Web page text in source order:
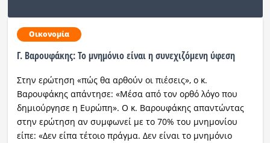
Οικονομία
Γ. Βαρουφάκης: Το μνημόνιο είναι η συνεχιζόμενη ύφεση
Στην ερώτηση «πώς θα αρθούν οι πιέσεις», ο κ.
Βαρουφάκης απάντησε: «Μέσα από τον ορθό λόγο που
δημιούργησε η Ευρώπη». Ο κ. Βαρουφάκης απαντώντας
στην ερώτηση αν συμφωνεί με το 70% του μνημονίου
είπε: «Δεν είπα τέτοιο πράγμα. Δεν είναι το μνημόνιο